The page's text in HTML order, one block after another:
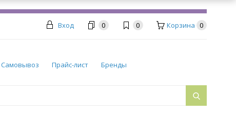
Вход 0 0 Корзина 0
Самовывоз Прайс-лист Бренды